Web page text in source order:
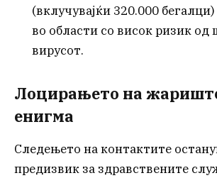
(вклучувајќи 320.000
во области со висок ризик
вирусот.
Лоцирањето на
енигма
Следењето на контактите
предизвик за здравствените